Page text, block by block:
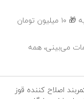
عمل زیبایی پلک بدون رد بخیه 🎁 ۱۰ میلیون تومان
می‌بینی، همه
اصلاح کننده قوز